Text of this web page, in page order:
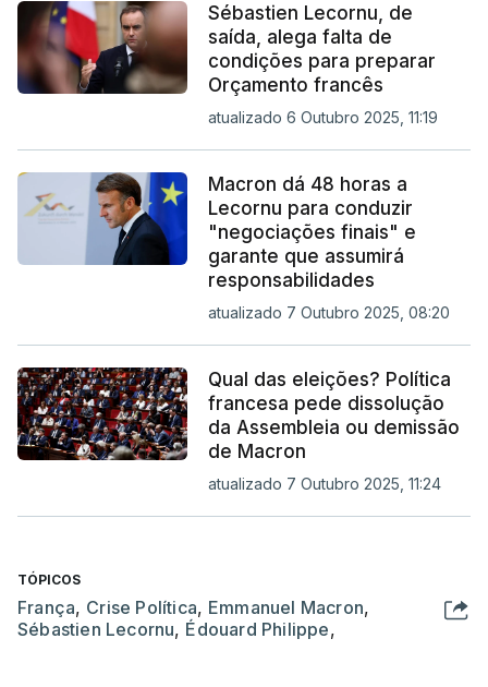
Sébastien Lecornu, de
saída, alega falta de
condições para preparar
Orçamento francês
atualizado 6 Outubro 2025, 11:19
Macron dá 48 horas a
Lecornu para conduzir
"negociações finais" e
garante que assumirá
responsabilidades
atualizado 7 Outubro 2025, 08:20
Qual das eleições? Política
francesa pede dissolução
da Assembleia ou demissão
de Macron
atualizado 7 Outubro 2025, 11:24
TÓPICOS
França, Crise Política, Emmanuel Macron,
Sébastien Lecornu, Édouard Philippe,